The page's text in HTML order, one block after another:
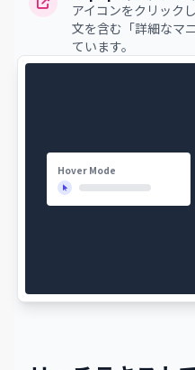
Hover Mode
アイコンをクリック
文を含む「詳細なマ
ています。